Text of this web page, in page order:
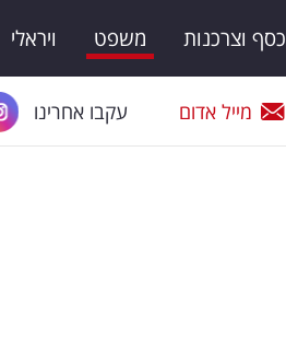
כסף וצרכנות משפט ויראלי
מייל אדום עקבו אחרינו